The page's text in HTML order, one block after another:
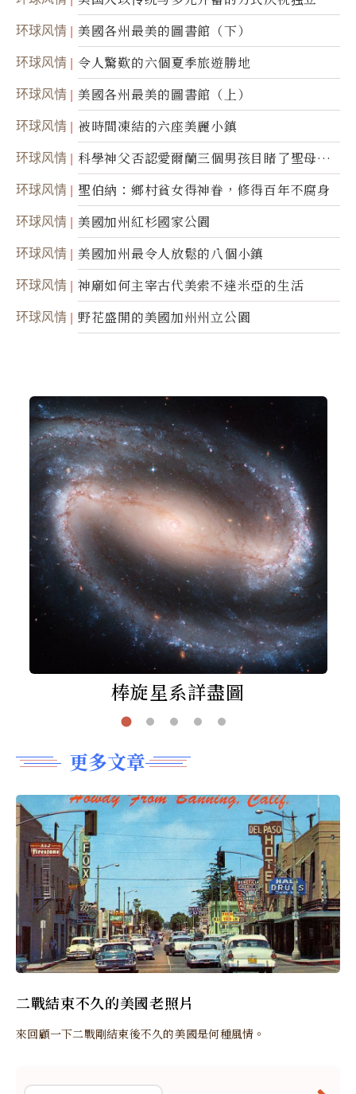
50周年
环球风情 美國各州最美的圖書館（下）
环球风情 令人驚歎的六個夏季旅遊勝地
环球风情 美國各州最美的圖書館（上）
环球风情 被時間凍結的六座美麗小鎮
环球风情
科學神父否認愛爾蘭三個男孩目睹了聖母顯
靈
环球风情 聖伯納：鄉村貧女得神眷，修得百年不腐身
环球风情 美國加州紅杉國家公園
环球风情 美國加州最令人放鬆的八個小鎮
环球风情 神廟如何主宰古代美索不達米亞的生活
环球风情 野花盛開的美國加州州立公園
棒旋星系詳盡圖
更多文章
二戰結束不久的美國老照片
來回顧一下二戰剛結束後不久的美國是何種風情。